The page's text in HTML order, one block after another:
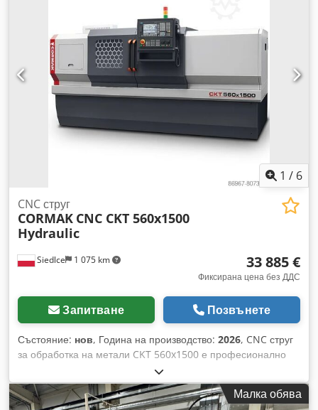
CNC управление FANUC i Plus Максимален диаметър на
обработка: Ø350 мм Максимална дължина на обработка:
537 мм Скорост на главния шпиндел: 3500 об./мин.
Мощност на главния шпиндел: 18,5 kW Максимален
въртящ момент на шпиндела: 269 Nm Ход на оста X: 205
мм Ход на оста Z: 560 мм Бързо преместване: 30 м/мин (X),
36 м/мин (Z) Транспортьор за стружки Codpfxozpfi He Akisrf
Компактна машина с висока устойчивост Идеална за тежки
стругови операции Приблизително тегло на машината:
1 / 6
Siedlce 1 075 km
CNC струг
CORMAK CNC CKT 560x1500
Hydraulic
33 885 €
Фиксирана цена без ДДС
Запитване Позвънете
Състояние: нов, Година на производство: 2026, CNC струг
за обработка на метали CKT 560x1500 е професионално
решение за индустрията, което съчетава усъвършенствана
технология с надеждна конструкция, предназначено за
предприятия, изискващи най-високо качество на обработка.
Малка обява